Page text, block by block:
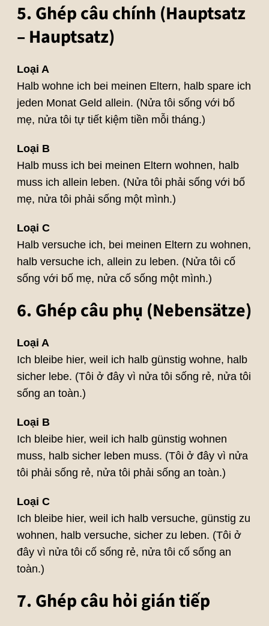
5. Ghép câu chính (Hauptsatz
– Hauptsatz)
Loại A
Halb wohne ich bei meinen Eltern, halb spare ich
jeden Monat Geld allein. (Nửa tôi sống với bố
mẹ, nửa tôi tự tiết kiệm tiền mỗi tháng.)
Loại B
Halb muss ich bei meinen Eltern wohnen, halb
muss ich allein leben. (Nửa tôi phải sống với bố
mẹ, nửa tôi phải sống một mình.)
Loại C
Halb versuche ich, bei meinen Eltern zu wohnen,
halb versuche ich, allein zu leben. (Nửa tôi cố
sống với bố mẹ, nửa cố sống một mình.)
6. Ghép câu phụ (Nebensätze)
Loại A
Ich bleibe hier, weil ich halb günstig wohne, halb
sicher lebe. (Tôi ở đây vì nửa tôi sống rẻ, nửa tôi
sống an toàn.)
Loại B
Ich bleibe hier, weil ich halb günstig wohnen
muss, halb sicher leben muss. (Tôi ở đây vì nửa
tôi phải sống rẻ, nửa tôi phải sống an toàn.)
Loại C
Ich bleibe hier, weil ich halb versuche, günstig zu
wohnen, halb versuche, sicher zu leben. (Tôi ở
đây vì nửa tôi cố sống rẻ, nửa tôi cố sống an
toàn.)
7. Ghép câu hỏi gián tiếp